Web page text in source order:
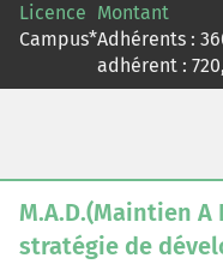
terme de ressources et
comme Mattel gèrent
au sein de réseaux
activités. En
dangers d'une
Licence
Campus*
Montant
Adhérents :
adhérent :
M.A.D.(Maintien
stratégie de